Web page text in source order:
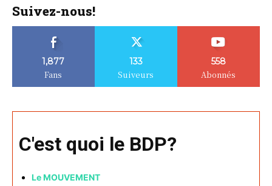
Suivez-nous!
1,877
Fans
133
Suiveurs
558
Abonnés
C'est quoi le BDP?
Le MOUVEMENT